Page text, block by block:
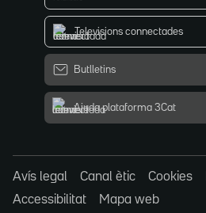
Televisions connectades
Butlletins
Ajuda plataforma 3Cat
Avís legal Canal ètic Cookies
Accessibilitat
Mapa web